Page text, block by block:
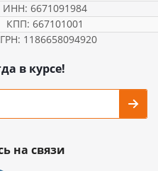
ИНН: 6671091984
КПП: 667101001
1186658094920
в курсе!
на связи